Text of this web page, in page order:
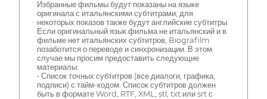
Избранные фильмы будут показаны на языке
оригинала с итальянскими субтитрами; для
некоторых показов также будут английские субтитры.
Если оригинальный язык фильма не итальянский и в
фильме нет итальянских субтитров, Biografilm
позаботится о переводе и синхронизации. В этом
случае мы просим предоставить следующие
материалы:
• Список точных субтитров (все диалоги, графика,
подписи) с тайм-кодом. Список субтитров должен
быть в формате Word, RTF, XML, stl, txt или srt с